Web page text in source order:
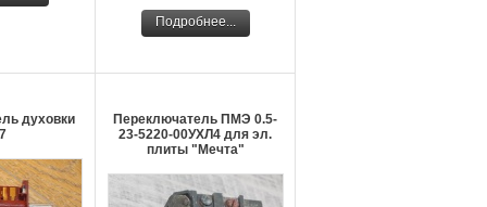
Подробнее...
духовки
Переключатель ПМЭ 0.5-
23-5220-00УХЛ4 для эл.
плиты "Мечта"